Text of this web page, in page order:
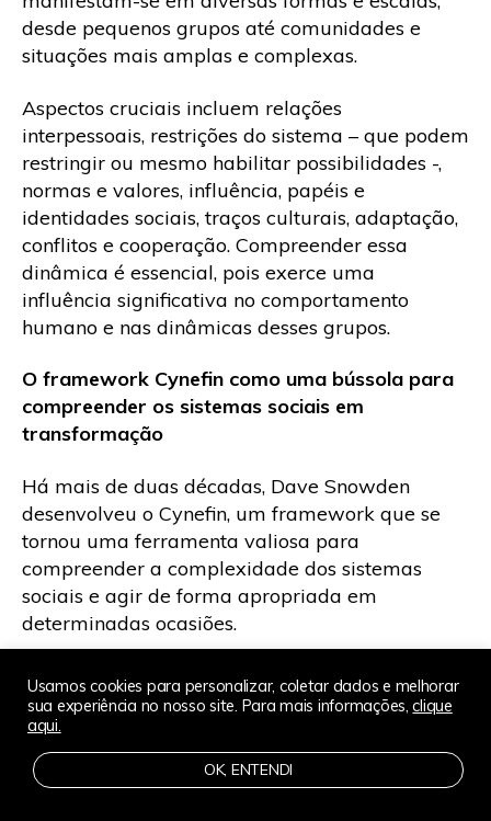
desde pequenos grupos até comunidades e
situações mais amplas e complexas.
Aspectos cruciais incluem relações
interpessoais, restrições do sistema – que podem
restringir ou mesmo habilitar possibilidades -,
normas e valores, influência, papéis e
identidades sociais, traços culturais, adaptação,
conflitos e cooperação. Compreender essa
dinâmica é essencial, pois exerce uma
influência significativa no comportamento
humano e nas dinâmicas desses grupos.
O framework Cynefin como uma bússola para
compreender os sistemas sociais em
transformação
Há mais de duas décadas, Dave Snowden
desenvolveu o Cynefin, um framework que se
tornou uma ferramenta valiosa para
compreender a complexidade dos sistemas
sociais e agir de forma apropriada em
determinadas ocasiões.
O Cynefin destaca a necessidade de uma
abordagem contextualizada e menos
simplificada para promover transformações
positivas em situações específicas. Afinal, a
resolução ou exploração dos problemas dentro
Usamos cookies para personalizar, coletar dados e melhorar
sua experiência no nosso site. Para mais informações,clique
aqui.
OK, ENTENDI